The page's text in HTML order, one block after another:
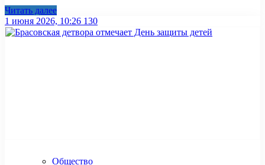
Читать далее
1 июня 2026, 10:26 130
Общество